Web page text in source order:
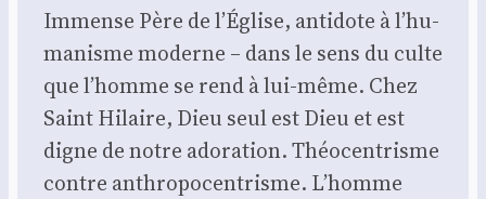
Immense Père de l’É­glise, anti­dote à l’hu­
ma­nisme moderne – dans le sens du culte
que l’homme se rend à lui-même. Chez
Saint Hilaire, Dieu seul est Dieu et est
digne de notre ado­ra­tion. Théo­cen­trisme
contre anthro­po­cen­trisme. L’homme